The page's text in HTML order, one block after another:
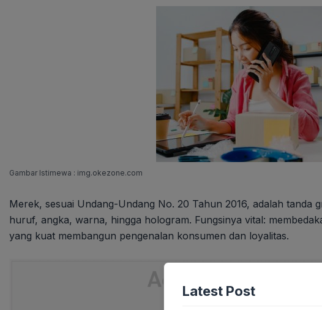
Gambar Istimewa : img.okezone.com
Merek, sesuai Undang-Undang No. 20 Tahun 2016, adalah tanda
huruf, angka, warna, hingga hologram. Fungsinya vital:
yang kuat membangun pengenalan konsumen dan loyalitas.
Latest Post